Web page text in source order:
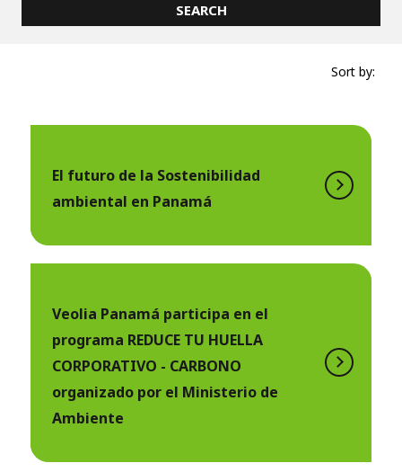
Sort by:
El futuro de la Sostenibilidad
ambiental en Panamá
Veolia Panamá participa en el
programa REDUCE TU HUELLA
CORPORATIVO - CARBONO
organizado por el Ministerio de
Ambiente